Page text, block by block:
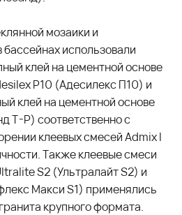
мозаики и
использовали
клей на цементной основе
P10 (Адесилекс П10) и
клей на цементной основе
Т-Р) соответственно c
клеевых смесейAdmix I
Также клеевые смеси
S2 (Ультралайт S2) и
Макси S1) применялись
крупного формата.